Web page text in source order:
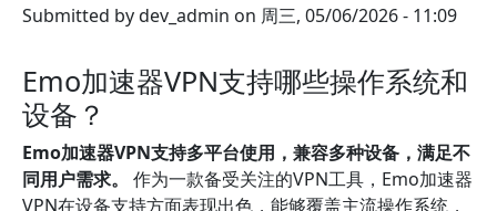
Submitted bydev_admin on 周三, 05/06/2026 - 11:09
Emo加速器VPN支持哪些操作系统和
设备？
Emo加速器VPN支持多平台使用，兼容多种设备，满足不
同用户需求。
作为一款备受关注的VPN工具，Emo加速器
VPN在设备支持方面表现出色，能够覆盖主流操作系统，